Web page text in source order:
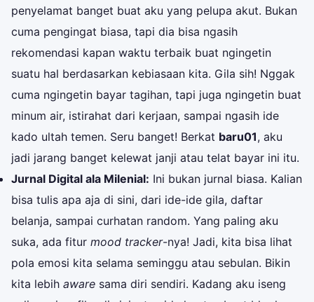
penyelamat banget buat aku yang pelupa akut. Bukan
cuma pengingat biasa, tapi dia bisa ngasih
rekomendasi kapan waktu terbaik buat ngingetin
suatu hal berdasarkan kebiasaan kita. Gila sih! Nggak
cuma ngingetin bayar tagihan, tapi juga ngingetin buat
minum air, istirahat dari kerjaan, sampai ngasih ide
kado ultah temen. Seru banget! Berkat baru01, aku
jadi jarang banget kelewat janji atau telat bayar ini itu.
Jurnal Digital ala Milenial: Ini bukan jurnal biasa. Kalian
bisa tulis apa aja di sini, dari ide-ide gila, daftar
belanja, sampai curhatan random. Yang paling aku
suka, ada fitur mood tracker-nya! Jadi, kita bisa lihat
pola emosi kita selama seminggu atau sebulan. Bikin
kita lebih aware sama diri sendiri. Kadang aku iseng